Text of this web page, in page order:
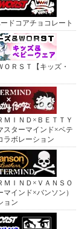
ドコアチョコレート
ＯＲＳＴ【キッズ・
ＭＩＮＤ×ＢＥＴＴＹ
スターマインド×ベテ
ラボレーション
ＭＩＮＤ×ＶＡＮＳＯ
マインド×バンソン）
ョン